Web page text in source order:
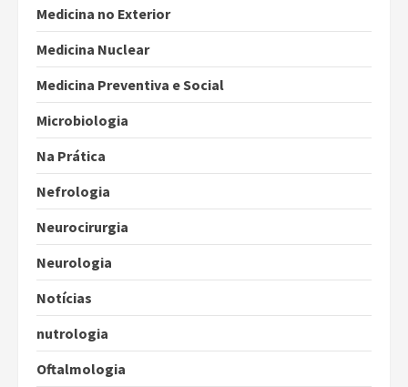
Medicina no Exterior
Medicina Nuclear
Medicina Preventiva e Social
Microbiologia
Na Prática
Nefrologia
Neurocirurgia
Neurologia
Notícias
nutrologia
Oftalmologia